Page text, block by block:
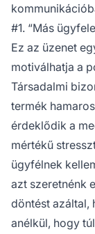
#1. “Más
Ez az üzenet
motiválhatja a
Társadalmi
termék
érdeklődik a
mértékű
ügyfélnek
azt szeretnénk
döntést azáltal,
anélkül, hogy